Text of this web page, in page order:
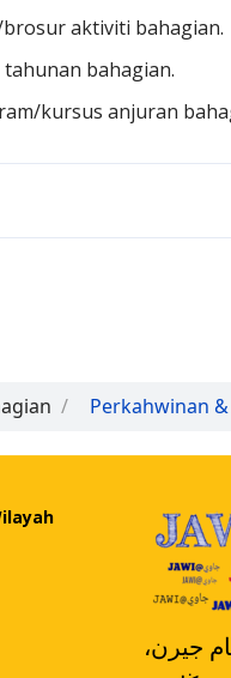
aktiviti bahagian.
bahagian.
kursus anjuran
Perkahwinan
جيرن